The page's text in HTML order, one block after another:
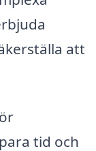
att
tid och